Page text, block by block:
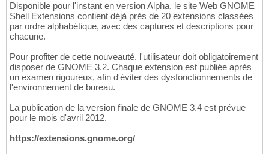
Disponible pour l'instant en version Alpha, le site Web GNOME
Shell Extensions contient déjà près de 20 extensions classées
par ordre alphabétique, avec des captures et descriptions pour
chacune.
Pour profiter de cette nouveauté, l'utilisateur doit obligatoirement
disposer de GNOME 3.2. Chaque extension est publiée après
un examen rigoureux, afin d'éviter des dysfonctionnements de
l'environnement de bureau.
La publication de la version finale de GNOME 3.4 est prévue
pour le mois d'avril 2012.
https://extensions.gnome.org/